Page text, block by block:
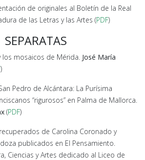
de originales al Boletín de la Real
de las Letras y las Artes (PDF)
SEPARATAS
los mosaicos de Mérida. José María
)
Pedro de Alcántara: La Purísima
“rigurosos” en Palma de Mallorca.
(PDF)
de Carolina Coronado y
publicados en El Pensamiento.
Ciencias y Artes dedicado al Liceo de